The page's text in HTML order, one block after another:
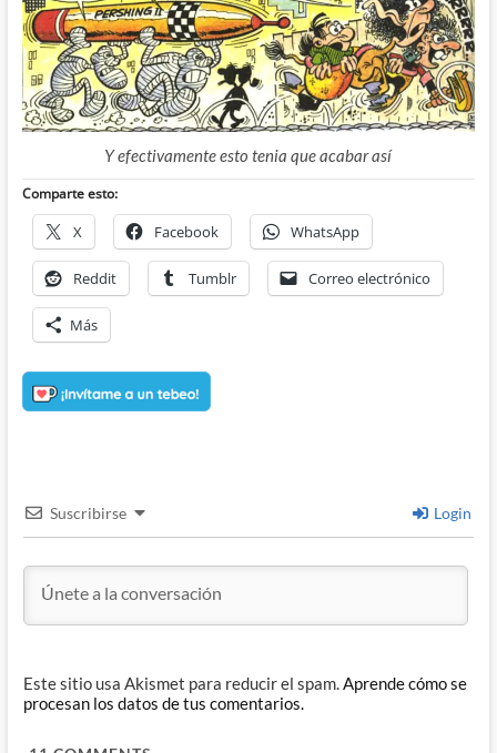
Y efectivamente esto tenia que acabar así
Comparte esto:
X Facebook WhatsApp
Reddit Tumblr Correo electrónico
Más
Suscribirse Login
Este sitio usa Akismet para reducir el spam.Aprende cómo se
procesan los datos de tus comentarios.